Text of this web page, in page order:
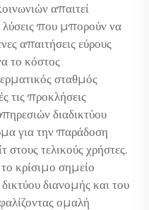
απαιτεί
λύσεις που μπορούν να
απαιτήσεις εύρους
το κόστος
σταθμός
τις προκλήσεις
διαδικτύου
για την παράδοση
στους τελικούς χρήστες.
κρίσιμο σημείο
διανομής και του
ομαλή